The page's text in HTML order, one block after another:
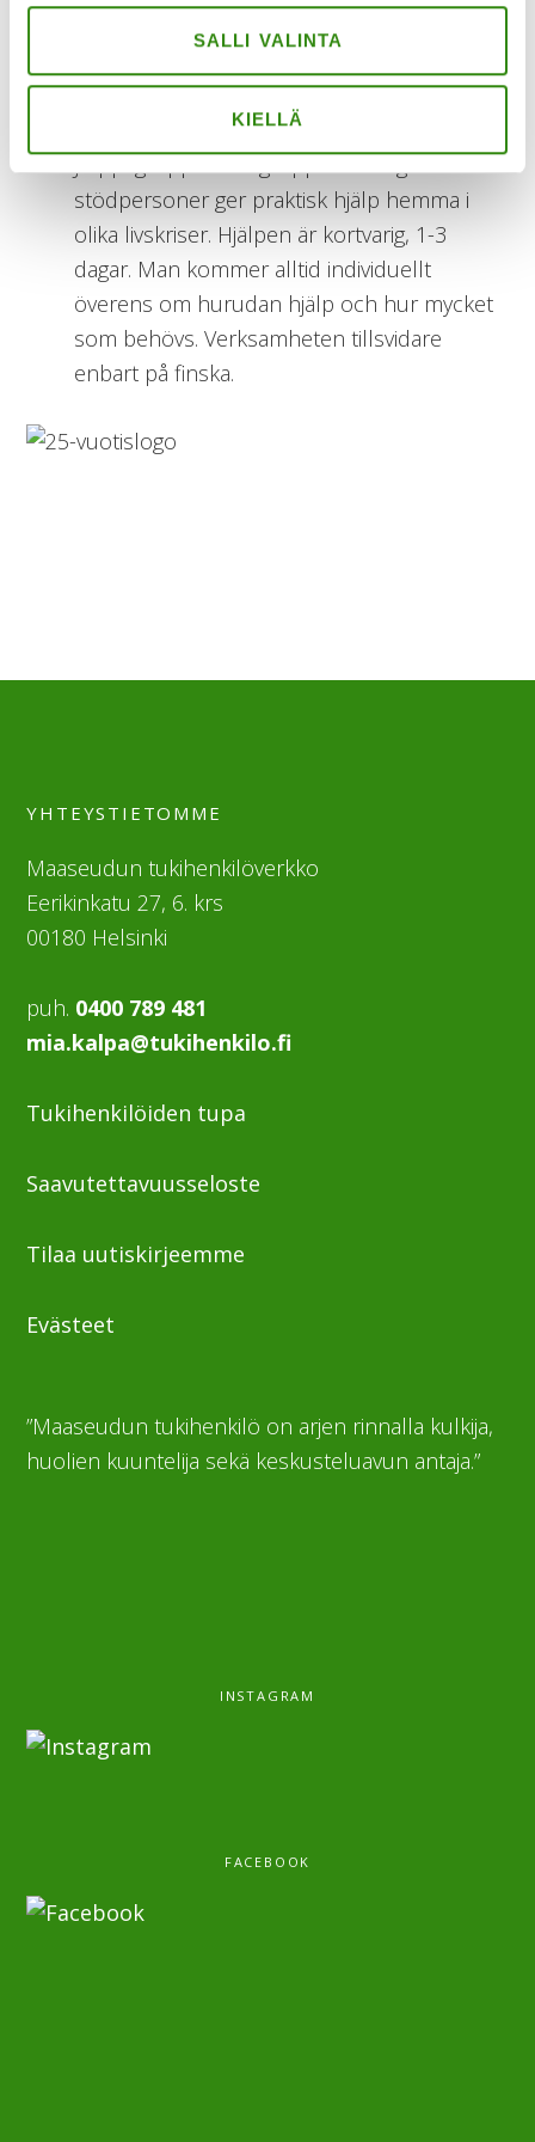
SALLI VALINTA
KIELLÄ
Möte: du kan ordna ett möte med
Online: Du kan få anonymt stöd via tjänsten
Jelppi-gruppen: En grupp av frivilliga
stödpersoner ger praktisk hjälp hemma i
olika livskriser. Hjälpen är kortvarig, 1-3
dagar. Man kommer alltid individuellt
överens om hurudan hjälp och hur mycket
som behövs. Verksamheten tillsvidare
enbart på finska.
YHTEYSTIETOMME
Maaseudun tukihenkilöverkko
Eerikinkatu 27, 6. krs
00180 Helsinki
puh. 0400 789 481
mia.kalpa@tukihenkilo.fi
Tukihenkilöiden tupa
Saavutettavuusseloste
Tilaa uutiskirjeemme
Evästeet
”Maaseudun tukihenkilö on arjen rinnalla kulkija,
huolien kuuntelija sekä keskusteluavun antaja.”
INSTAGRAM
FACEBOOK